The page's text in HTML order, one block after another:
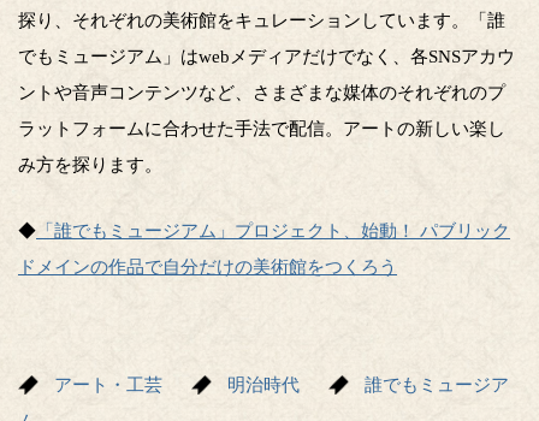
探り、それぞれの美術館をキュレーションしています。「誰
でもミュージアム」はwebメディアだけでなく、各SNSアカウ
ントや音声コンテンツなど、さまざまな媒体のそれぞれのプ
ラットフォームに合わせた手法で配信。アートの新しい楽し
み方を探ります。
◆ 「誰でもミュージアム」プロジェクト、始動！ パブリック
ドメインの作品で自分だけの美術館をつくろう
アート・工芸 明治時代
誰でもミュージア